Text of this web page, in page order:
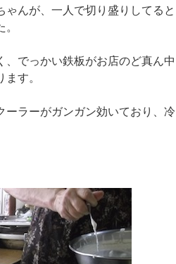
ゃんが、一人で切り盛りしてると
、でっかい鉄板がお店のど真ん中
す。
ーラーがガンガン効いており、冷